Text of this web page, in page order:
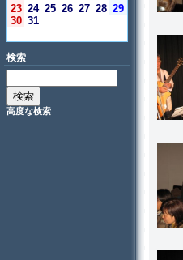
23 24 25 26 27 28 29
30 31
検索
高度な検索